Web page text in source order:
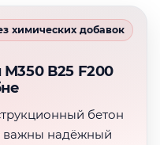
химических добавок
В25 F200
бетон
важны надёжный